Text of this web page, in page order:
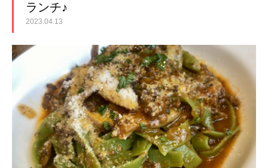
ランチ♪
2023.04.13